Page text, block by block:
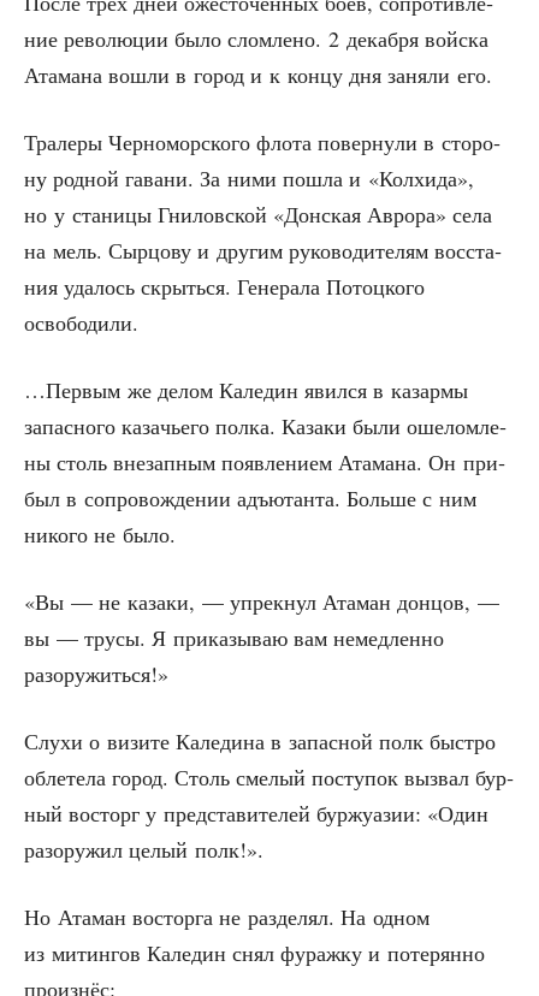
ние рево­лю­ции было слом­ле­но. 2 декаб­ря вой­ска
Ата­ма­на вошли в город и к кон­цу дня заня­ли его.
Тра­ле­ры Чер­но­мор­ско­го фло­та повер­ну­ли в сто­ро­
ну род­ной гава­ни. За ними пошла и «Кол­хи­да»,
но у ста­ни­цы Гни­лов­ской «Дон­ская Авро­ра» села
на мель. Сыр­цо­ву и дру­гим руко­во­ди­те­лям вос­ста­
ния уда­лось скрыть­ся. Гене­ра­ла Потоц­ко­го
освободили.
…Пер­вым же делом Кале­дин явил­ся в казар­мы
запас­но­го каза­чье­го пол­ка. Каза­ки были оше­лом­ле­
ны столь вне­зап­ным появ­ле­ни­ем Ата­ма­на. Он при­
был в сопро­вож­де­нии адъ­ютан­та. Боль­ше с ним
нико­го не было.
«Вы — не каза­ки, — упрек­нул Ата­ман дон­цов, —
вы — тру­сы. Я при­ка­зы­ваю вам немед­лен­но
разоружиться!»
Слу­хи о визи­те Кале­ди­на в запас­ной полк быст­ро
обле­те­ла город. Столь сме­лый посту­пок вызвал бур­
ный вос­торг у пред­ста­ви­те­лей бур­жу­а­зии: «Один
разору­жил целый полк!».
Но Ата­ман вос­тор­га не раз­де­лял. На одном
из митин­гов Кале­дин снял фураж­ку и поте­рян­но
произнёс: